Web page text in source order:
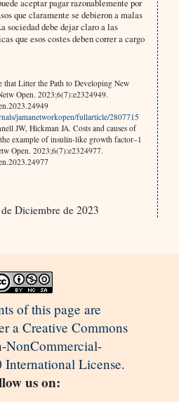
aceptar pagar razonablemente por
que claramente se debieron a malas
sociedad debe dejar claro a las
que esos costes deben correr a cargo
that Litter the Path to Developing New
Open. 2023;6(7):e2324949.
jamanetworkopen/fullarticle/2807715
JW, Hickman JA. Costs and causes of
example of insulin-like growth factor–1
Open. 2023;6(7):e2324977.
Diciembre de 2023
of this page are
a Creative Commons
NonCommercial-
License.
us on: